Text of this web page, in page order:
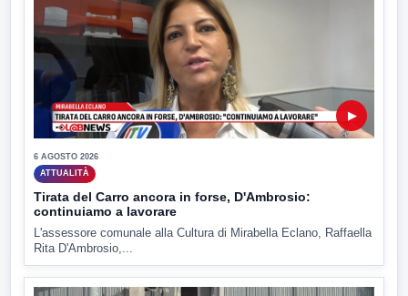
▶
6 AGOSTO 2026
ATTUALITÀ
Tirata del Carro ancora in forse, D'Ambrosio:
continuiamo a lavorare
L'assessore comunale alla Cultura di Mirabella Eclano, Raffaella
Rita D'Ambrosio,...